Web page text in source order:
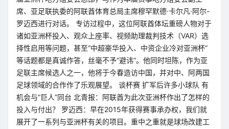
席、亚足联执委的阿联酋体育总局主席穆罕默德·卡尔凡·阿尔-
罗迈西进行对话。 专访过程中，这位阿联酋体坛重磅人物对于
诸如亚洲杯投入、观众上座率、视频助理裁判技术（VAR）选
择性启用等问题，甚至“中超豪华投入、中资企业冷对亚洲杯”
等话题都是真诚作答，丝毫不予“避讳”。他同时坦陈，作为亚
足联主席候选人之一，他将于今春造访中国，并对中、阿两国
足球领域的合作作了乐观展望。 谈杯赛 扩军后许多小球队 有
机会与“巨人”同台 北青报：阿联酋为此次亚洲杯作出了怎样的
投入与付出？ 罗迈西：早在2015年获得赛事承办权，我们就
展开了一系列与亚洲杯有关的项目。重中之重就是球场改建工